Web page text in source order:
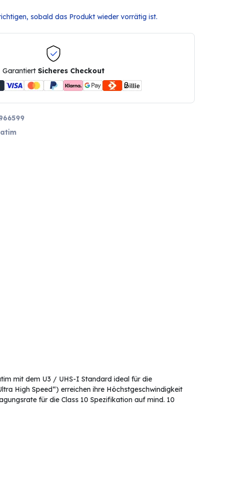
sobald das Produkt wieder vorrätig ist.
GarantiertSicheres Checkout
mit dem U3 / UHS-I Standard ideal für die
High Speed“) erreichen ihre Höchstgeschwindigkeit
für die Class 10 Spezifikation auf mind. 10